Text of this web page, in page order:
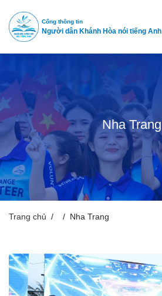
Cổng thông tin
Người dân Khánh Hòa nói tiếng Anh
Nha Trang
Trang chủ Nha Trang